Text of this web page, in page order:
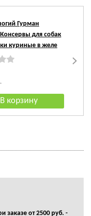
Гурман
для собак
куриные в желе
заказе от 2500 руб. -